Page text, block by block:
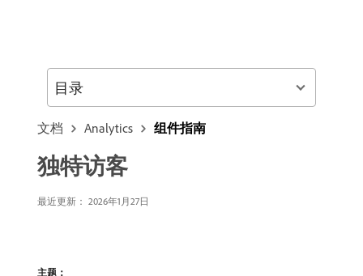
文档 Analytics 组件指南
独特访客
最近更新： 2026年1月27日
主题：
目录